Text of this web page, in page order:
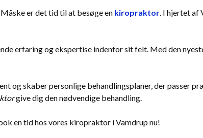
er det tid til at besøge en kiropraktor. I hjertet af
erfaring og ekspertise indenfor sit felt. Med den
og skaber personlige behandlingsplaner, der passer
give dig den nødvendige behandling.
en tid hos vores kiropraktor i Vamdrup nu!